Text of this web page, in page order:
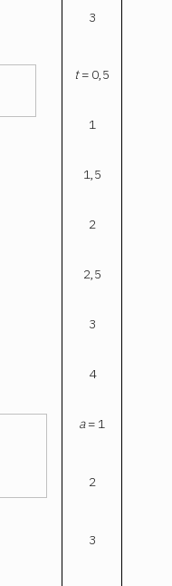
3
t= 0,5
1
1,5
2
2,5
3
4
a= 1
2
3